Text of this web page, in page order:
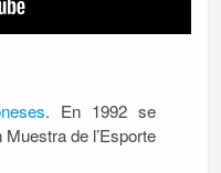
. En 1992 se
de l’Esporte